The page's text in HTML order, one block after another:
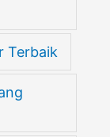
Terbaik